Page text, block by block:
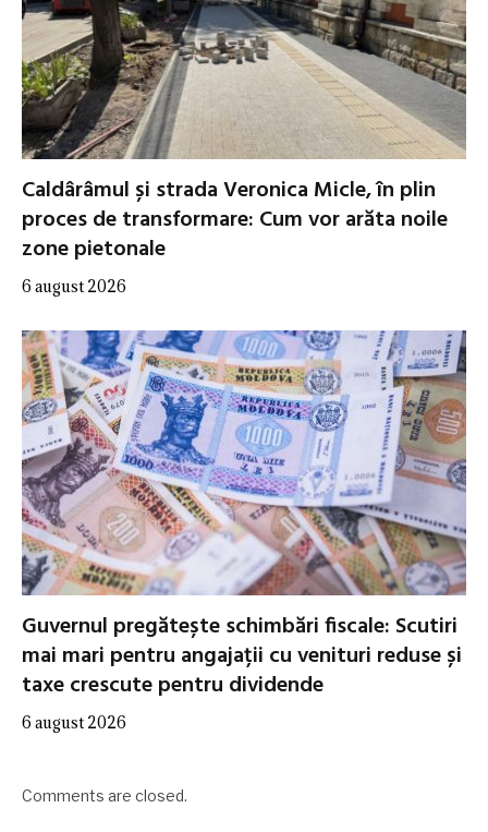
Caldârâmul și strada Veronica Micle, în plin
proces de transformare: Cum vor arăta noile
zone pietonale
6 august 2026
Guvernul pregătește schimbări fiscale: Scutiri
mai mari pentru angajații cu venituri reduse și
taxe crescute pentru dividende
6 august 2026
Comments are closed.